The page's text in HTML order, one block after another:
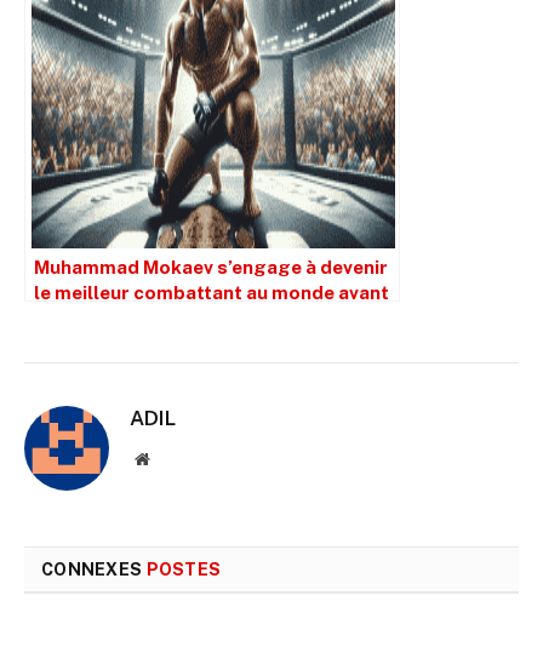
Muhammad Mokaev s’engage à devenir
le meilleur combattant au monde avant
ADIL
Site
CONNEXES POSTES